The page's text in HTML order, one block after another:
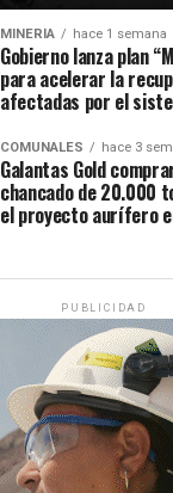
MINERÍA hace 1 semana
Gobierno lanza plan
para acelerar la
afectadas por el
COMUNALES hace 3
Galantas Gold
chancado de 20.000
el proyecto aurífero
PUBLICIDAD